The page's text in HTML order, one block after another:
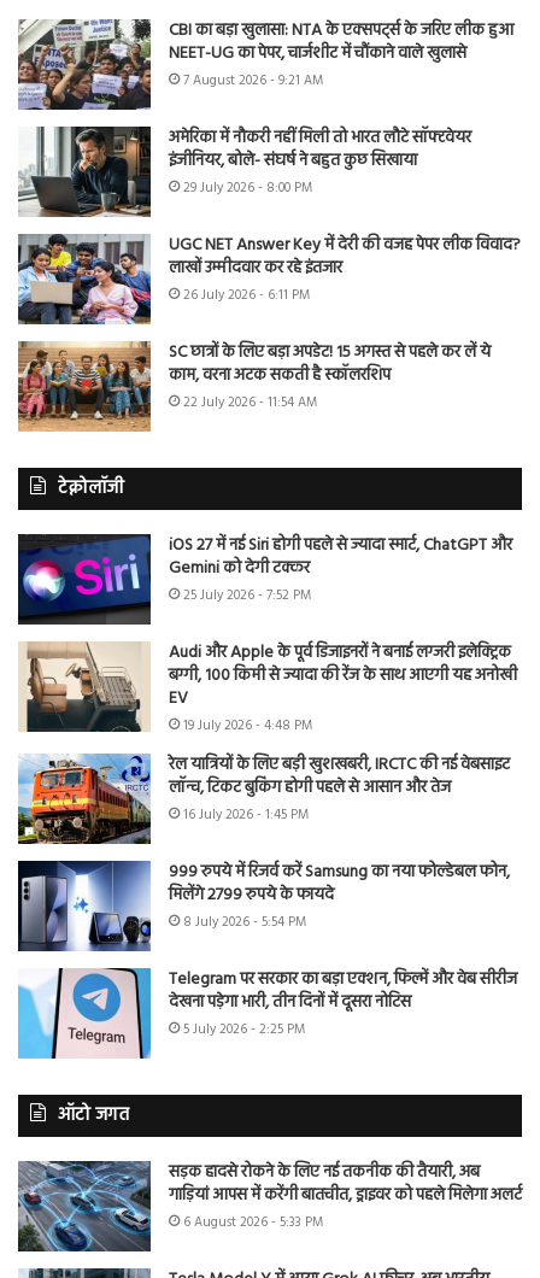
CBI का बड़ा खुलासा: NTA के एक्सपर्ट्स के जरिए लीक हुआ
NEET-UG का पेपर, चार्जशीट में चौंकाने वाले खुलासे
7 August 2026 - 9:21 AM
अमेरिका में नौकरी नहीं मिली तो भारत लौटे सॉफ्टवेयर
इंजीनियर, बोले- संघर्ष ने बहुत कुछ सिखाया
29 July 2026 - 8:00 PM
UGC NET Answer Key में देरी की वजह पेपर लीक विवाद?
लाखों उम्मीदवार कर रहे इंतजार
26 July 2026 - 6:11 PM
SC छात्रों के लिए बड़ा अपडेट! 15 अगस्त से पहले कर लें ये
काम, वरना अटक सकती है स्कॉलरशिप
22 July 2026 - 11:54 AM
टेक्नोलॉजी
iOS 27 में नई Siri होगी पहले से ज्यादा स्मार्ट, ChatGPT और
Gemini को देगी टक्कर
25 July 2026 - 7:52 PM
Audi और Apple के पूर्व डिजाइनरों ने बनाई लग्जरी इलेक्ट्रिक
बग्गी, 100 किमी से ज्यादा की रेंज के साथ आएगी यह अनोखी
EV
19 July 2026 - 4:48 PM
रेल यात्रियों के लिए बड़ी खुशखबरी, IRCTC की नई वेबसाइट
लॉन्च, टिकट बुकिंग होगी पहले से आसान और तेज
16 July 2026 - 1:45 PM
999 रुपये में रिजर्व करें Samsung का नया फोल्डेबल फोन,
मिलेंगे 2799 रुपये के फायदे
8 July 2026 - 5:54 PM
Telegram पर सरकार का बड़ा एक्शन, फिल्में और वेब सीरीज
देखना पड़ेगा भारी, तीन दिनों में दूसरा नोटिस
5 July 2026 - 2:25 PM
ऑटो जगत
सड़क हादसे रोकने के लिए नई तकनीक की तैयारी, अब
गाड़ियां आपस में करेंगी बातचीत, ड्राइवर को पहले मिलेगा अलर्ट
6 August 2026 - 5:33 PM